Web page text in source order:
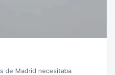
de Madrid necesitaba